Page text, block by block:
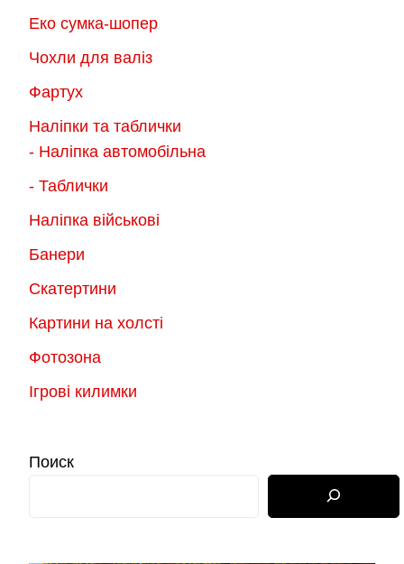
Еко сумка-шопер
Чохли для валіз
Фартух
Наліпки та таблички
- Наліпка автомобільна
- Таблички
Наліпка військові
Банери
Скатертини
Картини на холсті
Фотозона
Ігрові килимки
Поиск